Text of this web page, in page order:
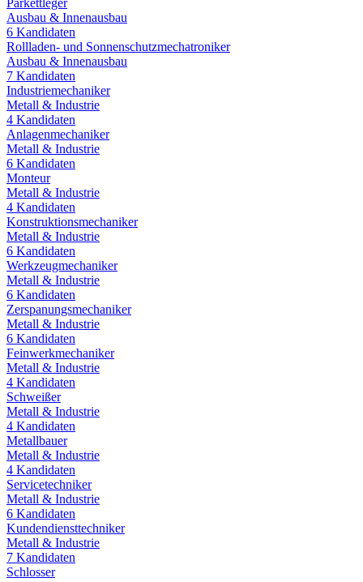
Ausbau & Innenausbau
6 Kandidaten
Rollladen- und Sonnenschutzmechatroniker
Ausbau & Innenausbau
7 Kandidaten
Industriemechaniker
Metall & Industrie
4 Kandidaten
Anlagenmechaniker
Metall & Industrie
6 Kandidaten
Monteur
Metall & Industrie
4 Kandidaten
Konstruktionsmechaniker
Metall & Industrie
6 Kandidaten
Werkzeugmechaniker
Metall & Industrie
6 Kandidaten
Zerspanungsmechaniker
Metall & Industrie
6 Kandidaten
Feinwerkmechaniker
Metall & Industrie
4 Kandidaten
Schweißer
Metall & Industrie
4 Kandidaten
Metallbauer
Metall & Industrie
4 Kandidaten
Servicetechniker
Metall & Industrie
6 Kandidaten
Kundendiensttechniker
Metall & Industrie
7 Kandidaten
Schlosser